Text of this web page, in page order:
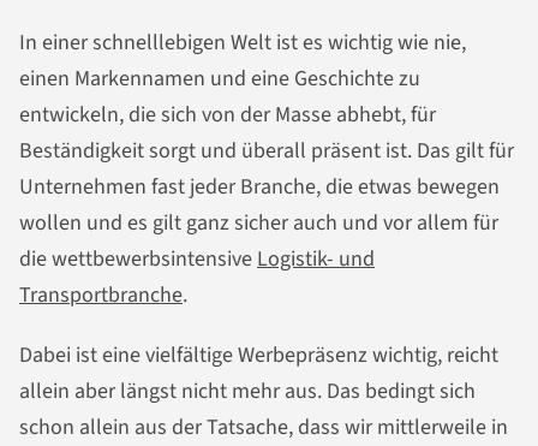
In einer schnelllebigen Welt ist es wichtig wie nie,
einen Markennamen und eine Geschichte zu
entwickeln, die sich von der Masse abhebt, für
Beständigkeit sorgt und überall präsent ist. Das gilt für
Unternehmen fast jeder Branche, die etwas bewegen
wollen und es gilt ganz sicher auch und vor allem für
die wettbewerbsintensive Logistik- und
Transportbranche.
Dabei ist eine vielfältige Werbepräsenz wichtig, reicht
allein aber längst nicht mehr aus. Das bedingt sich
schon allein aus der Tatsache, dass wir mittlerweile in